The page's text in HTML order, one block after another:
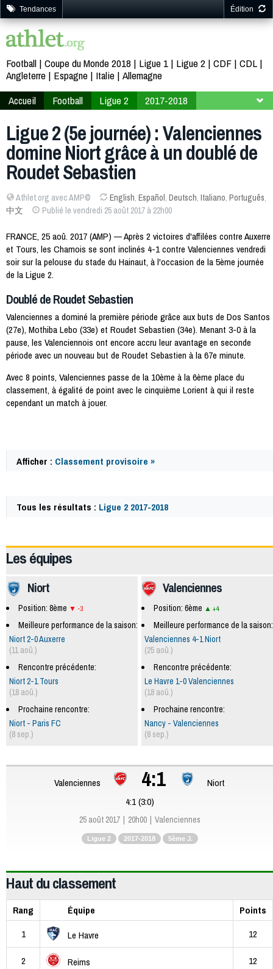
Tendances Édition
Football Coupe du Monde 2018 Ligue 1 Ligue 2 CDF CDL
Angleterre
Espagne Italie Allemagne
Accueil
Football Ligue 2
2017-2018
Ligue 2 (5e journée) : Valenciennes
domine Niort grâce à un doublé de
Roudet Sebastien
Athlet.org avec AMP© English, Español, Deutsch, Italiano, Português,
中文
Publié le vendredi 25 août 2017 à 22h00
FRANCE, 25 aoû. 2017 (AMP) — Après 2 victoires d'affilées contre Auxerre
et Tours, les Chamois se sont inclinés 4-1 contre Valenciennes vendredi
soir sur la pelouse du stade du Hainaut, à l'occasion de la 5ème journée
de la Ligue 2.
Doublé de Roudet Sebastien
Valenciennes a dominé la première période grâce aux buts de Dos Santos
(27e), Mothiba Lebo (33e) et Roudet Sebastien (34e). Menant 3-0 à la
pause, les Valenciennois ont encore accru leur avantage en seconde
période avec un nouveau but de Roudet Sebastien à la 67e minute.
Avec 8 points, Valenciennes passe de la 10ème à la 6ème place du
classement, à égalité de point avec le cinquième Lorient à qui il reste
cependant un match à jouer.
Afficher : Classement provisoire »
Tous les résultats : Ligue 2 2017-2018
Les équipes
Valenciennes
Position: 6ème +4
Meilleure performance de la saison:
Valenciennes 4-1 Niort
(25 aoû.)
Rencontre précédente:
Le Havre 1-0 Valenciennes
(18 aoû.)
Prochaine rencontre:
Nancy - Valenciennes
(8 sep.)
Niort
Position: 8ème -3
Meilleure performance de la saison:
Niort 2-0 Auxerre
(11 aoû.)
Rencontre précédente:
Niort 2-1 Tours
(18 aoû.)
Prochaine rencontre:
Niort - Paris FC
(8 sep.)
Valenciennes 4:1
Niort
4:1 (3:0)
25 août 2017 20h00 Valenciennes
Ligue 2 2017-2018 5ème J.
Haut du classement
Rang Équipe
Points
1
Le Havre 12
2 Reims 12